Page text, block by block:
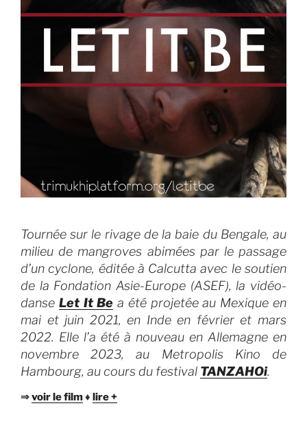
Tournée sur le rivage de la baie du Bengale, au
milieu de mangroves abimées par le passage
d’un cyclone, éditée à Calcutta avec le soutien
de la Fondation Asie-Europe (ASEF), la vidéo-
danse Let It Be a été projetée au Mexique en
mai et juin 2021, en Inde en février et mars
2022. Elle l’a été à nouveau en Allemagne en
novembre 2023, au Metropolis Kino de
Hambourg, au cours du festival TANZAHOi.
⇒voir le film♦ lire +